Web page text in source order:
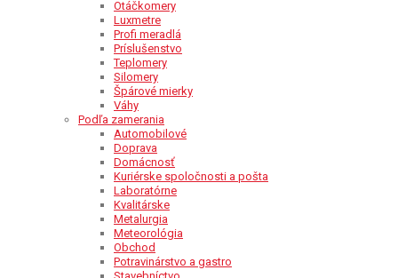
Otáčkomery
Luxmetre
Profi meradlá
Príslušenstvo
Teplomery
Silomery
Špárové mierky
Váhy
Podľa zamerania
Automobilové
Doprava
Domácnosť
Kuriérske spoločnosti a pošta
Laboratórne
Kvalitárske
Metalurgia
Meteorológia
Obchod
Potravinárstvo a gastro